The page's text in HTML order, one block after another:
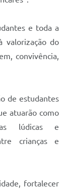
e toda a
valorização do
convivência,
de estudantes
atuarão como
lúdicas e
crianças e
fortalecer